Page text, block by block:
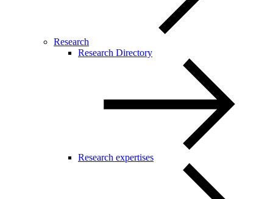
Research
Research Directory
Research expertises